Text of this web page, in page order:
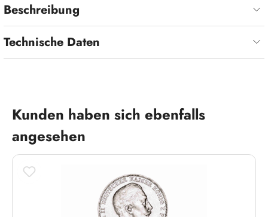
Beschreibung
Technische Daten
Produktgalerie überspringen
Kunden haben sich ebenfalls
angesehen